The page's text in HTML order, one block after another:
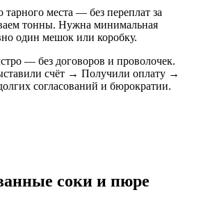
тарного места — без переплат за
тонны. Нужна минимальная
один мешок или коробку.
— без договоров и проволочек.
счёт → Получили оплату →
согласований и бюрократии.
соки и пюре